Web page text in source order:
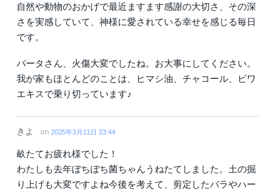
自然や動物のおかげで最近ますます感謝の大切さ、その深
さを実感していて、神様に愛されている幸せを感じる毎日
です。
パータさん、火傷大変でしたね。お大事にしてください。
我が家もほとんどのことは、ヒマシ油、チャコール、ビワ
エキスで乗り切っています♪
きよ on 2025年3月11日 23:44
畝たてお疲れ様でした！
わたしも去年ぼちぼち菌ちゃんうねたてしました。土の掘
り上げも大変ですよね今後を考えて、剪定したバラやハー